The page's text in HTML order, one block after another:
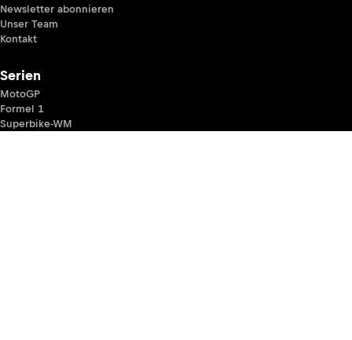
Newsletter abonnieren
Unser Team
Kontakt
Serien
MotoGP
Formel 1
Superbike-WM